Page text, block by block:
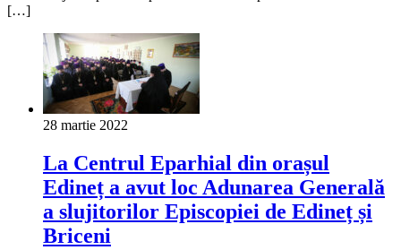
[…]
28 martie 2022
La Centrul Eparhial din orașul
Edineț a avut loc Adunarea Generală
a slujitorilor Episcopiei de Edineț și
Briceni